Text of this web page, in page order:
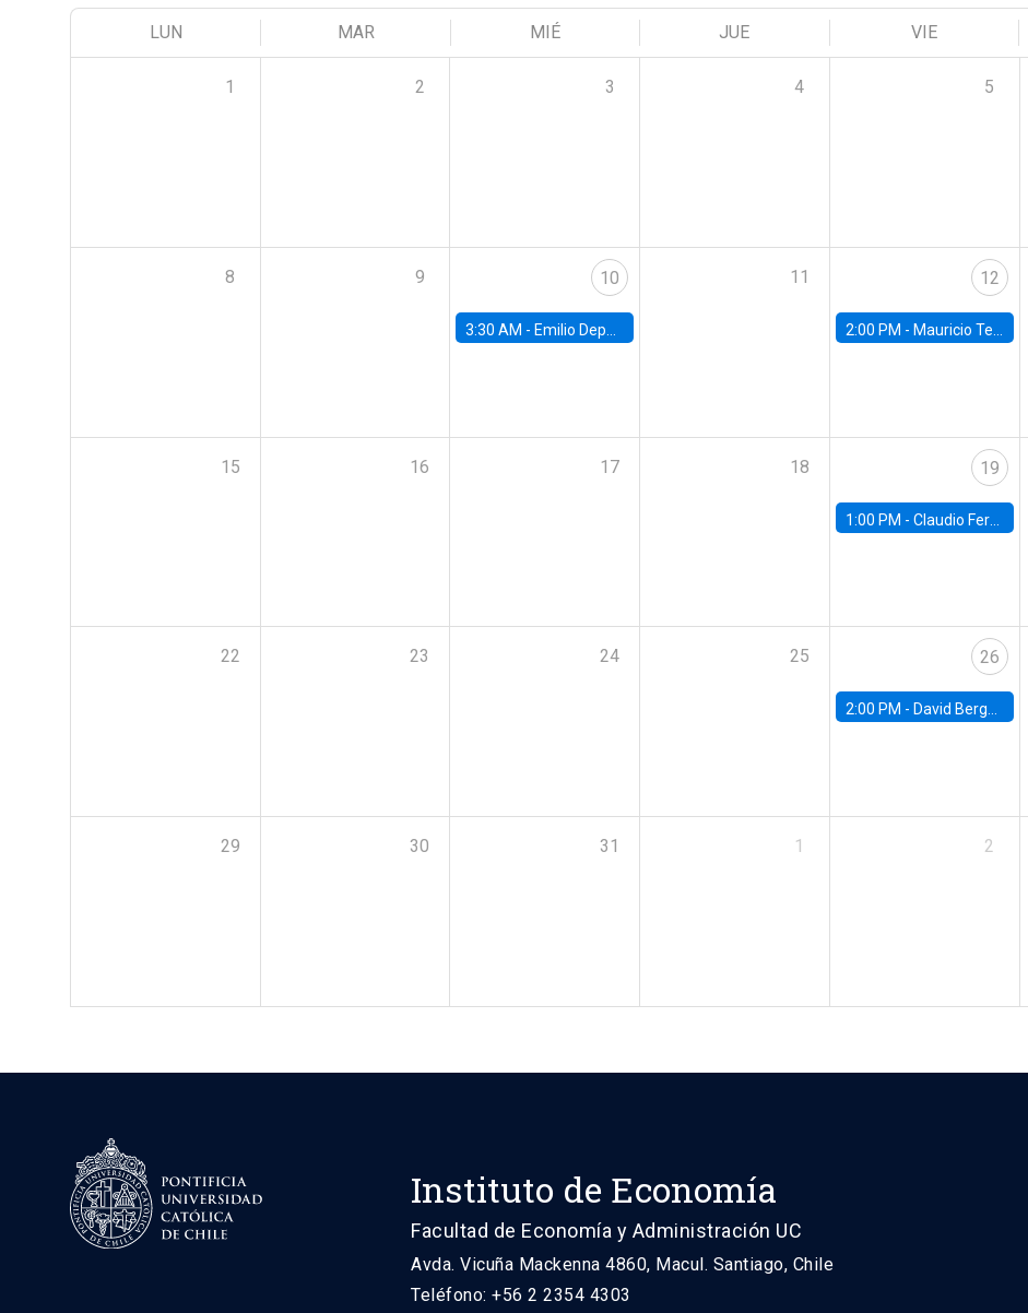
LUN MAR MIÉ JUE VIE
1 2 3 4 5
8 9 10
3:30 AM - Emilio Depetris-Chauvín, Universidad Católica
11 12
2:00 PM - Mauricio Tejada, UDP
15 16 17 18 19
1:00 PM - Claudio Ferraz, British Columbia
22 23 24 25 26
2:00 PM - David Berger, Duke
29 30 31 1 2
Instituto de Economía
Facultad de Economía y Administración UC
Avda. Vicuña Mackenna 4860, Macul. Santiago, Chile
Teléfono: +56 2 2354 4303